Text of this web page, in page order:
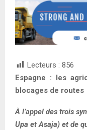
Lecteurs : 856
Espagne : les
blocages de routes
À l’appel des trois
Upa et Asaja) et de